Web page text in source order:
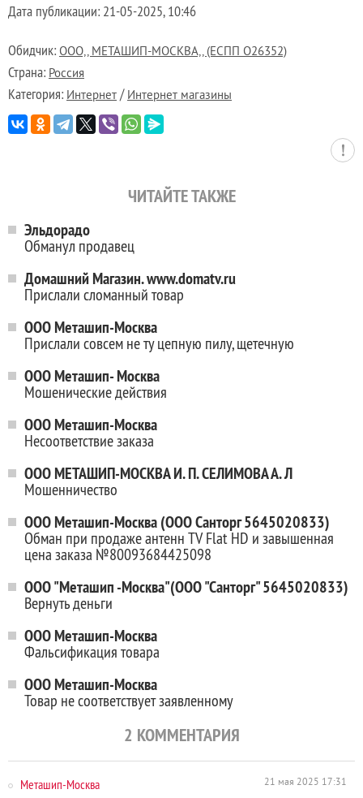
Дата публикации: 21-05-2025, 10:46
Обидчик: ООО,, МЕТАШИП-МОСКВА,, (ЕСПП О26352)
Страна: Россия
Категория: Интернет /Интернет магазины
ЧИТАЙТЕ ТАКЖЕ
Эльдорадо
Обманул продавец
Домашний Магазин. www.domatv.ru
Прислали сломанный товар
ООО Меташип-Москва
Прислали совсем не ту цепную пилу, щетечную
ООО Меташип- Москва
Мошенические действия
ООО Меташип-Москва
Несоответствие заказа
ООО МЕТАШИП-МОСКВА И. П. СЕЛИМОВА А. Л
Мошенничество
ООО Меташип-Москва (ООО Санторг 5645020833)
Обман при продаже антенн TV Flat HD и завышенная
цена заказа №80093684425098
ООО "Меташип -Москва"(ООО "Санторг" 5645020833)
Вернуть деньги
ООО Меташип-Москва
Фальсификация товара
ООО Меташип-Москва
Товар не соответствует заявленному
2 КОММЕНТАРИЯ
Меташип-Москва 21 мая 2025 17:31